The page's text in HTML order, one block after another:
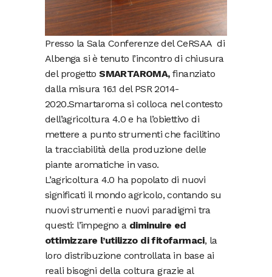
Presso la Sala Conferenze del CeRSAA di
Albenga si è tenuto l’incontro di chiusura
del progettoSMARTAROMA,finanziato
dalla misura 16.1 del PSR 2014-
2020.Smartaroma si colloca nel contesto
dell’agricoltura 4.0 e ha l’obiettivo di
mettere a punto strumenti che facilitino
la tracciabilità della produzione delle
piante aromatiche in vaso.
L’agricoltura 4.0 ha popolato di nuovi
significati il mondo agricolo, contando su
nuovi strumenti e nuovi paradigmi tra
questi: l’impegno a diminuire ed
ottimizzare l’utilizzo di fitofarmaci, la
loro distribuzione controllata in base ai
reali bisogni della coltura grazie al